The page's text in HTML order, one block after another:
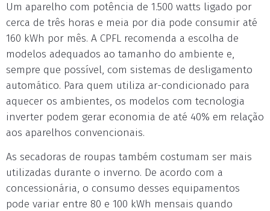
Um aparelho com potência de 1.500 watts ligado por
cerca de três horas e meia por dia pode consumir até
160 kWh por mês. A CPFL recomenda a escolha de
modelos adequados ao tamanho do ambiente e,
sempre que possível, com sistemas de desligamento
automático. Para quem utiliza ar-condicionado para
aquecer os ambientes, os modelos com tecnologia
inverter podem gerar economia de até 40% em relação
aos aparelhos convencionais.
As secadoras de roupas também costumam ser mais
utilizadas durante o inverno. De acordo com a
concessionária, o consumo desses equipamentos
pode variar entre 80 e 100 kWh mensais quando